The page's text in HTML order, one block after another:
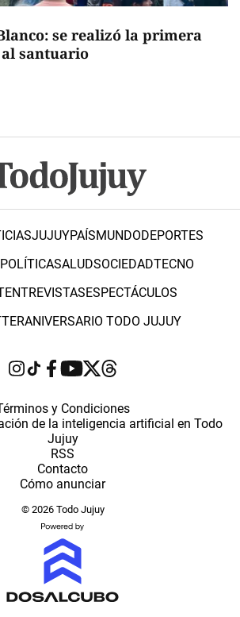
se realizó la primera
santuario
JUJUYPAÍSMUNDODEPORTES
POLÍTICASALUDSOCIEDADTECNO
ENTREVISTASESPECTÁCULOS
ANIVERSARIO TODO JUJUY
y Condiciones
de la inteligencia artificial en Todo
Jujuy
RSS
Contacto
Cómo anunciar
© 2026 Todo Jujuy